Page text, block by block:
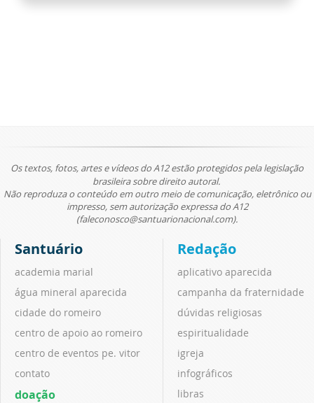
Os textos, fotos, artes e vídeos do A12 estão protegidos pela legislação
brasileira sobre direito autoral.
Não reproduza o conteúdo em outro meio de comunicação, eletrônico ou
impresso, sem autorização expressa do A12
(faleconosco@santuarionacional.com).
Santuário
academia marial
água mineral aparecida
cidade do romeiro
centro de apoio ao romeiro
centro de eventos pe. vitor
contato
doação
Redação
aplicativo aparecida
campanha da fraternidade
dúvidas religiosas
espiritualidade
igreja
infográficos
libras